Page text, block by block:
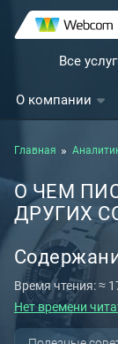
Все
О компании
Главная
О ЧЕМ
ДРУГИХ
Время чтения: ≈
Нет времени